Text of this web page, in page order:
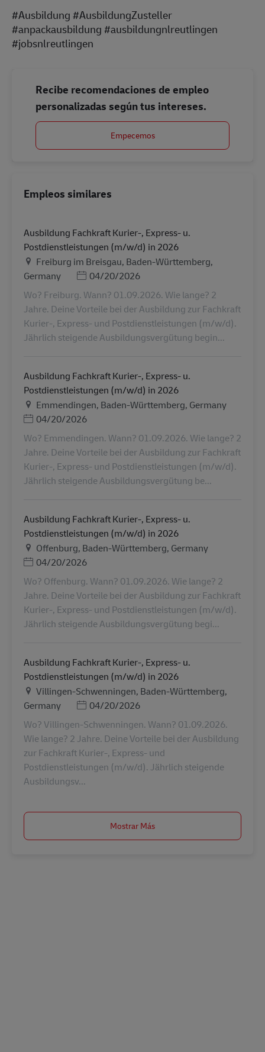
#Ausbildung #AusbildungZusteller
#anpackausbildung #ausbildungnlreutlingen
#jobsnlreutlingen
Recibe recomendaciones de empleo
personalizadas según tus intereses.
Empecemos
Empleos similares
Ausbildung Fachkraft Kurier-, Express- u.
Postdienstleistungen (m/w/d) in 2026
Ubicación
Freiburg im Breisgau, Baden-Württemberg,
Germany
Posted Date
04/20/2026
Wo? Freiburg. Wann? 01.09.2026. Wie lange? 2
Jahre. Deine Vorteile bei der Ausbildung zur Fachkraft
Kurier-, Express- und Postdienstleistungen (m/w/d).
Jährlich steigende Ausbildungsvergütung begin...
Ausbildung Fachkraft Kurier-, Express- u.
Postdienstleistungen (m/w/d) in 2026
Ubicación
Emmendingen, Baden-Württemberg, Germany
Posted Date
04/20/2026
Wo? Emmendingen. Wann? 01.09.2026. Wie lange? 2
Jahre. Deine Vorteile bei der Ausbildung zur Fachkraft
Kurier-, Express- und Postdienstleistungen (m/w/d).
Jährlich steigende Ausbildungsvergütung be...
Ausbildung Fachkraft Kurier-, Express- u.
Postdienstleistungen (m/w/d) in 2026
Ubicación
Offenburg, Baden-Württemberg, Germany
Posted Date
04/20/2026
Wo? Offenburg. Wann? 01.09.2026. Wie lange? 2
Jahre. Deine Vorteile bei der Ausbildung zur Fachkraft
Kurier-, Express- und Postdienstleistungen (m/w/d).
Jährlich steigende Ausbildungsvergütung begi...
Ausbildung Fachkraft Kurier-, Express- u.
Postdienstleistungen (m/w/d) in 2026
Ubicación
Villingen-Schwenningen, Baden-Württemberg,
Germany
Posted Date
04/20/2026
Wo? Villingen-Schwenningen. Wann? 01.09.2026.
Wie lange? 2 Jahre. Deine Vorteile bei der Ausbildung
zur Fachkraft Kurier-, Express- und
Postdienstleistungen (m/w/d). Jährlich steigende
Ausbildungsv...
Mostrar Más